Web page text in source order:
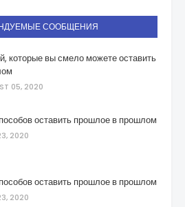
СООБЩЕНИЯ
которые вы смело можете оставить
05, 2020
оставить прошлое в прошлом
2020
оставить прошлое в прошлом
2020